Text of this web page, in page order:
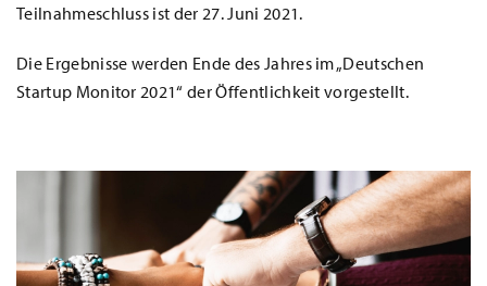
Teilnahmeschluss ist der 27. Juni 2021.
Die Ergebnisse werden Ende des Jahres im „Deutschen
Startup Monitor 2021“ der Öffentlichkeit vorgestellt.